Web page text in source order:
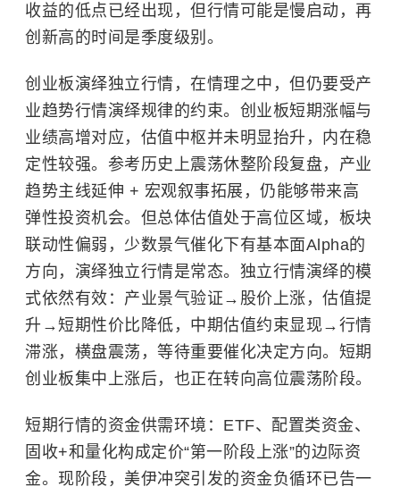
收益的低点已经出现，但行情可能是慢启动，再
创新高的时间是季度级别。
创业板演绎独立行情，在情理之中，但仍要受产
业趋势行情演绎规律的约束。创业板短期涨幅与
业绩高增对应，估值中枢并未明显抬升，内在稳
定性较强。参考历史上震荡休整阶段复盘，产业
趋势主线延伸 + 宏观叙事拓展，仍能够带来高
弹性投资机会。但总体估值处于高位区域，板块
联动性偏弱，少数景气催化下有基本面Alpha的
方向，演绎独立行情是常态。独立行情演绎的模
式依然有效：产业景气验证→股价上涨，估值提
升→短期性价比降低，中期估值约束显现→行情
滞涨，横盘震荡，等待重要催化决定方向。短期
创业板集中上涨后，也正在转向高位震荡阶段。
短期行情的资金供需环境：ETF、配置类资金、
固收+和量化构成定价“第一阶段上涨”的边际资
金。现阶段，美伊冲突引发的资金负循环已告一